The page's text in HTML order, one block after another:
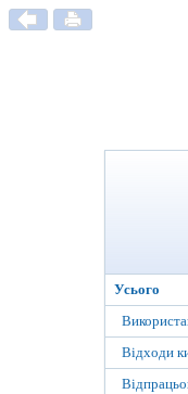
Усього
Відходи